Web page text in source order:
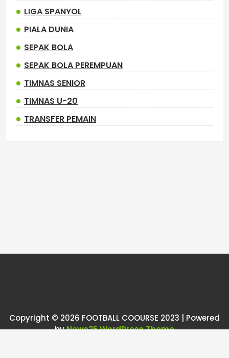
LIGA SPANYOL
PIALA DUNIA
SEPAK BOLA
SEPAK BOLA PEREMPUAN
TIMNAS SENIOR
TIMNAS U-20
TRANSFER PEMAIN
Copyright © 2026 FOOTBALL COOURSE 2023 | Powered
byNews25 WordPress Theme